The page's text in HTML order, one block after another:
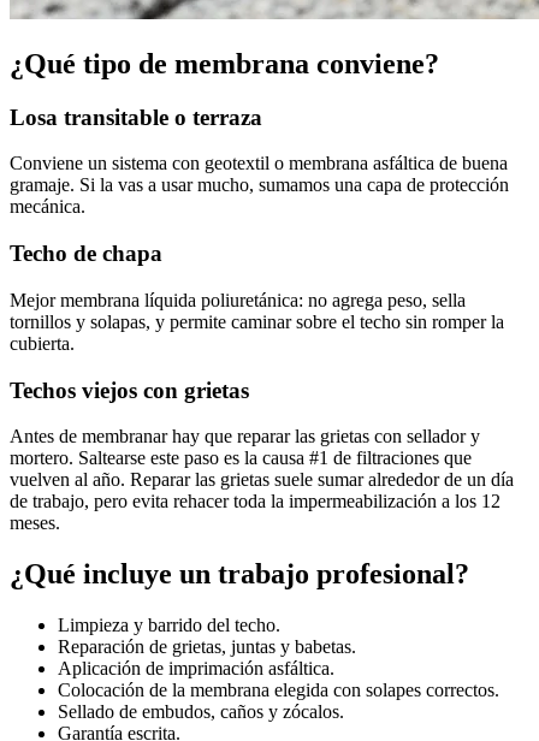
¿Qué tipo de membrana conviene?
Losa transitable o terraza
Conviene un sistema con geotextil o membrana asfáltica de buena
gramaje. Si la vas a usar mucho, sumamos una capa de protección
mecánica.
Techo de chapa
Mejor membrana líquida poliuretánica: no agrega peso, sella
tornillos y solapas, y permite caminar sobre el techo sin romper la
cubierta.
Techos viejos con grietas
Antes de membranar hay que reparar las grietas con sellador y
mortero. Saltearse este paso es la causa #1 de filtraciones que
vuelven al año. Reparar las grietas suele sumar alrededor de un día
de trabajo, pero evita rehacer toda la impermeabilización a los 12
meses.
¿Qué incluye un trabajo profesional?
Limpieza y barrido del techo.
Reparación de grietas, juntas y babetas.
Aplicación de imprimación asfáltica.
Colocación de la membrana elegida con solapes correctos.
Sellado de embudos, caños y zócalos.
Garantía escrita.